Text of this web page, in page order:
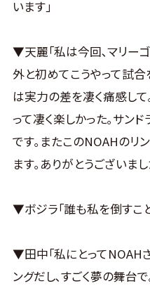
います｣
▼天麗｢私は今回､マリー
外と初めてこうやって試合
は実力の差を凄く痛感し
って凄く楽しかった｡サン
です｡またこのNOAHのリ
ます｡ありがとうございま
▼ボジラ｢誰も私を倒すこ
▼田中｢私にとってNOAH
ングだし､すごく夢の舞台